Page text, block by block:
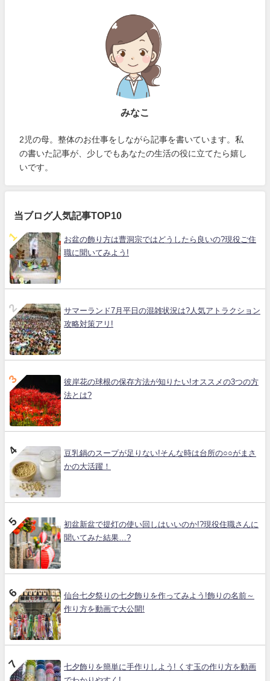
みなこ
2児の母。整体のお仕事をしながら記事を書いています。私
の書いた記事が、少しでもあなたの生活の役に立てたら嬉し
いです。
当ブログ人気記事TOP10
お盆の飾り方は曹洞宗ではどうしたら良いの?現役ご住
職に聞いてみよう!
サマーランド7月平日の混雑状況は?人気アトラクション
攻略対策アリ!
彼岸花の球根の保存方法が知りたい!オススメの3つの方
法とは?
豆乳鍋のスープが足りない!そんな時は台所の○○がまさ
かの大活躍！
初盆新盆で提灯の使い回しはいいのか!?現役住職さんに
聞いてみた結果…?
仙台七夕祭りの七夕飾りを作ってみよう!飾りの名前～
作り方を動画で大公開!
七夕飾りを簡単に手作りしよう! くす玉の作り方を動画